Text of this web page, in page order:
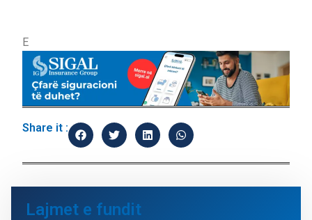
E
Share it :
Lajmet e fundit